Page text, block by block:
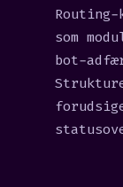
Routing-
som
bot-